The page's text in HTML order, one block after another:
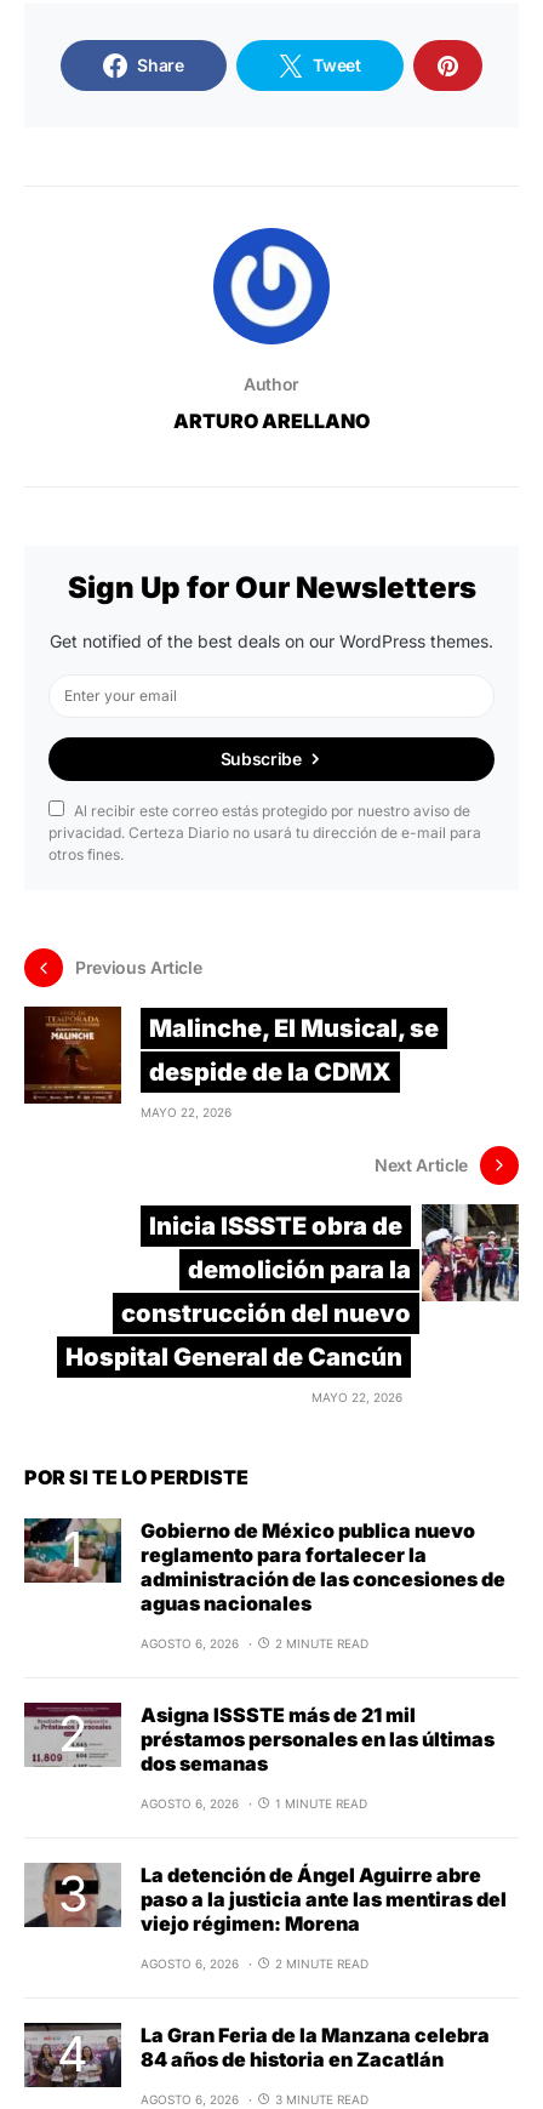
Share Tweet
Author
ARTURO ARELLANO
Sign Up for Our Newsletters
Get notified of the best deals on our WordPress themes.
Subscribe
Al recibir este correo estás protegido por nuestro aviso de
privacidad. Certeza Diario no usará tu dirección de e-mail para
otros fines.
Previous Article
Malinche, El Musical, se
despide de la CDMX
MAYO 22, 2026
Next Article
Inicia ISSSTE obra de
demolición para la
construcción del nuevo
Hospital General de Cancún
MAYO 22, 2026
POR SI TE LO PERDISTE
Gobierno de México publica nuevo
reglamento para fortalecer la
administración de las concesiones de
aguas nacionales
AGOSTO 6, 2026 2 MINUTE READ
Asigna ISSSTE más de 21 mil
préstamos personales en las últimas
dos semanas
AGOSTO 6, 2026 1 MINUTE READ
La detención de Ángel Aguirre abre
paso a la justicia ante las mentiras del
viejo régimen: Morena
AGOSTO 6, 2026 2 MINUTE READ
La Gran Feria de la Manzana celebra
84 años de historia en Zacatlán
AGOSTO 6, 2026 3 MINUTE READ